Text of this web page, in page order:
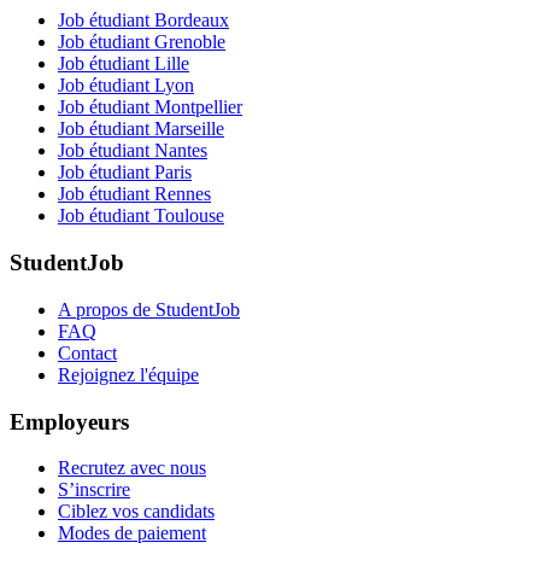
Job étudiant Bordeaux
Job étudiant Grenoble
Job étudiant Lille
Job étudiant Lyon
Job étudiant Montpellier
Job étudiant Marseille
Job étudiant Nantes
Job étudiant Paris
Job étudiant Rennes
Job étudiant Toulouse
StudentJob
A propos de StudentJob
FAQ
Contact
Rejoignez l'équipe
Employeurs
Recrutez avec nous
S’inscrire
Ciblez vos candidats
Modes de paiement